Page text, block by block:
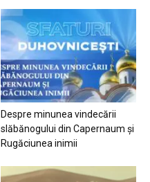
Despre minunea vindecării
slăbănogului din Capernaum și
Rugăciunea inimii